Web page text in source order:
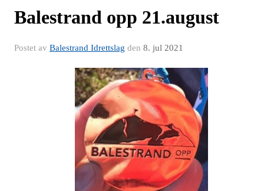
Balestrand opp 21.august
Postet av Balestrand Idrettslag den 8. jul 2021